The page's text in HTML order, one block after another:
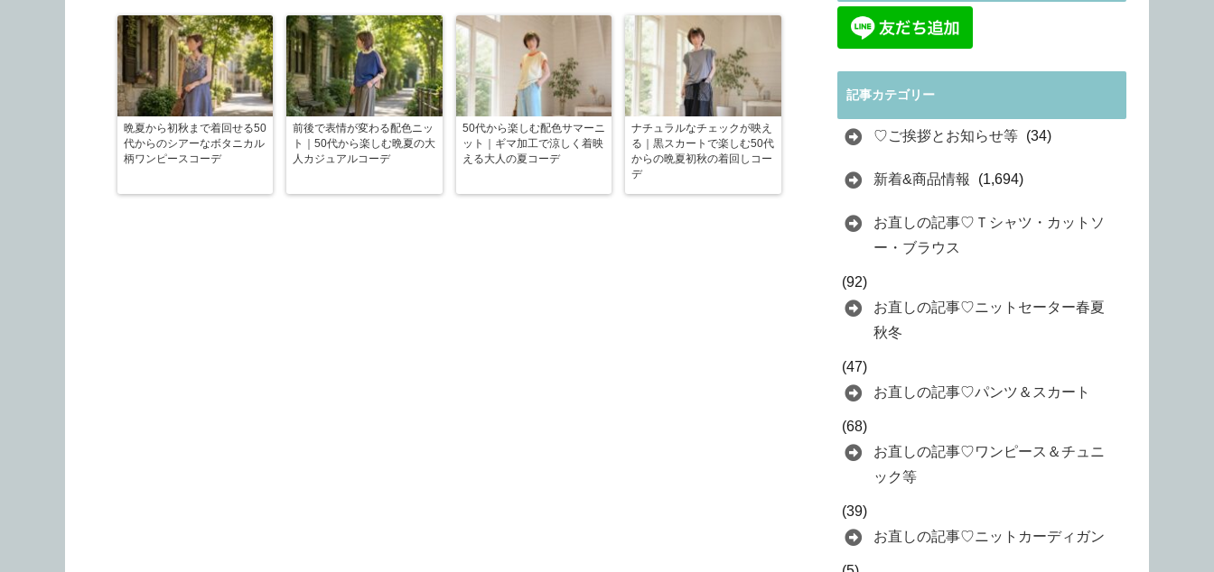
晩夏から初秋まで着回せる50
代からのシアーなボタニカル
柄ワンピースコーデ
前後で表情が変わる配色ニッ
ト｜50代から楽しむ晩夏の大
人カジュアルコーデ
50代から楽しむ配色サマーニ
ット｜ギマ加工で涼しく着映
える大人の夏コーデ
ナチュラルなチェックが映え
る｜黒スカートで楽しむ50代
からの晩夏初秋の着回しコー
デ
記事カテゴリー
♡ご挨拶とお知らせ等 (34)
新着&商品情報 (1,694)
お直しの記事♡Ｔシャツ・カットソ
ー・ブラウス
(92)
お直しの記事♡ニットセーター春夏
秋冬
(47)
お直しの記事♡パンツ＆スカート
(68)
お直しの記事♡ワンピース＆チュニ
ック等
(39)
お直しの記事♡ニットカーディガン